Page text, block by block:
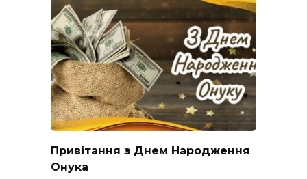
Привітання з Днем Народження
Онука